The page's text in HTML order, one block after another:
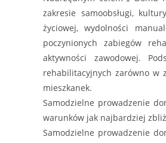
zakresie samoobsługi,
życiowej, wydolności
poczynionych zabiegów
aktywności zawodowej.
rehabilitacyjnych zarówno w
mieszkanek.
Samodzielne prowadzenie
warunków jak najbardziej
Samodzielne prowadzenie